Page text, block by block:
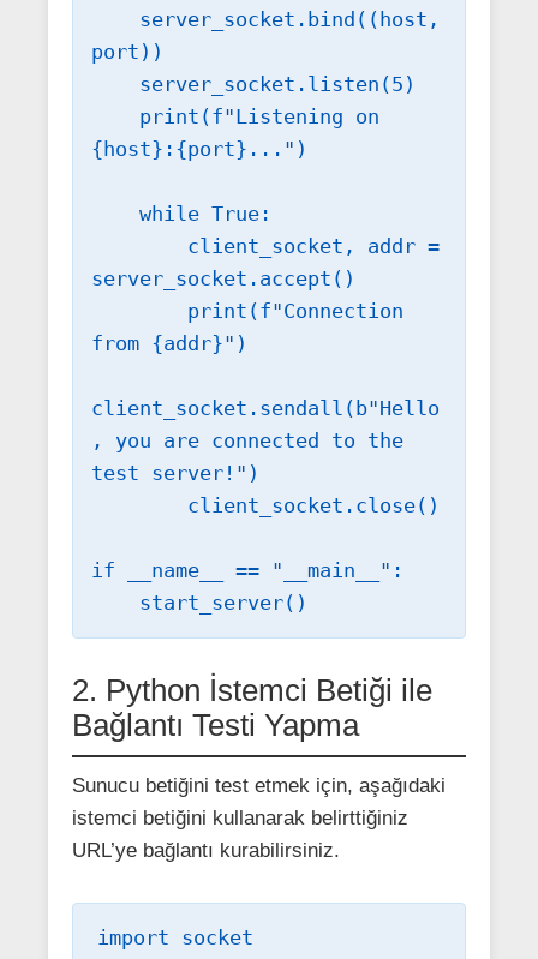
port))
{host}:{port}...")
server_socket.accept()
from {addr}")
client_socket.sendall(b"Hello
, you are connected to the
test server!")
if __name__ == "__main__":
    start_server()
2. Python İstemci Betiği ile
Bağlantı Testi Yapma
Sunucu betiğini test etmek için, aşağıdaki
istemci betiğini kullanarak belirttiğiniz
URL’ye bağlantı kurabilirsiniz.
import socket